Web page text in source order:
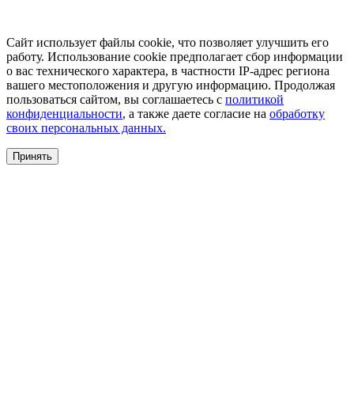
Сайт использует файлы cookie, что позволяет улучшить его
работу. Использование cookie предполагает сбор информации
о вас технического характера, в частности IP-адрес региона
вашего местоположения и другую информацию. Продолжая
пользоваться сайтом, вы соглашаетесь с политикой
конфиденциальности, а также даете согласие на обработку
своих персональных данных.
Принять